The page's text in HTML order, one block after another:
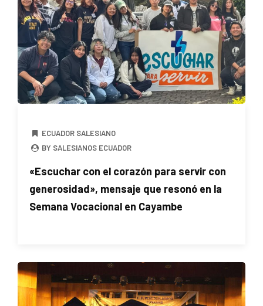
ECUADOR SALESIANO
BY SALESIANOS ECUADOR
«Escuchar con el corazón para servir con
generosidad», mensaje que resonó en la
Semana Vocacional en Cayambe